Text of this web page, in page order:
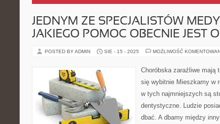
JEDNYM ZE SPECJALISTÓW
JAKIEGO POMOC OBECNIE JEST
POSTED BY ADMIN SIE - 15 - 2025 MOŻLIWOŚĆ
Choróbska zaraźliwe mają
się wybitnie Mieszkamy w
w tych najmniejszych są
dentystyczne. Ludzie
dbać. A dbamy między